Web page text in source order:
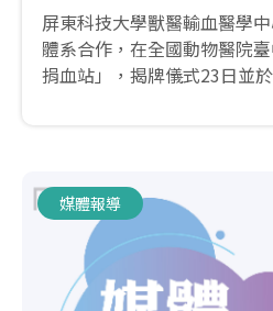
屏東科技大學獸醫輸血醫學
體系合作，在全國動物醫院
捐血站」，揭牌儀式23日並
媒體報導